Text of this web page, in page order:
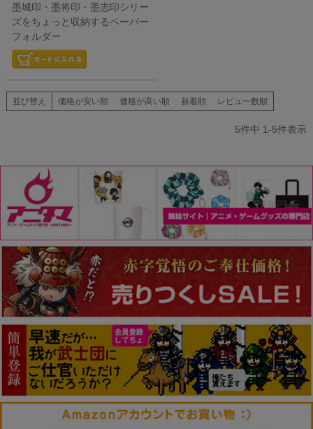
墨城印・墨将印・墨志印シリー
ズをちょっと収納するペーパー
フォルダー
並び替え 価格が安い順 価格が高い順 新着順 レビュー数順
5件中 1-5件表示